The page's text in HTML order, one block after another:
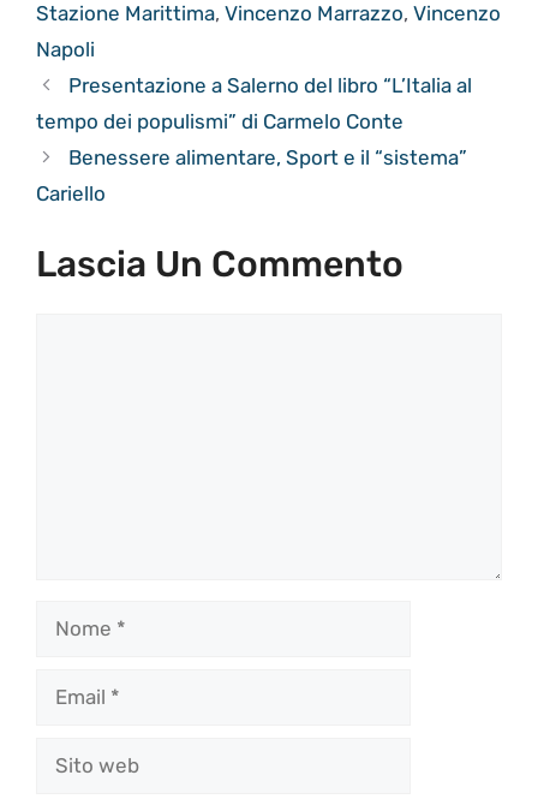
Stazione Marittima, Vincenzo Marrazzo, Vincenzo
Napoli
Presentazione a Salerno del libro “L’Italia al
tempo dei populismi” di Carmelo Conte
Benessere alimentare, Sport e il “sistema”
Cariello
Lascia Un Commento
web